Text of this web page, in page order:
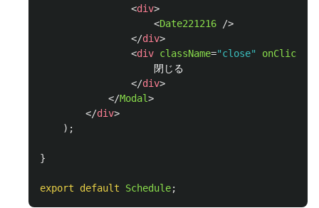
<div>
<Date221216
/>
</div>
<div className="close" onClick
                    閉じる
</div>
</Modal>
</div>
);
}
export default Schedule;